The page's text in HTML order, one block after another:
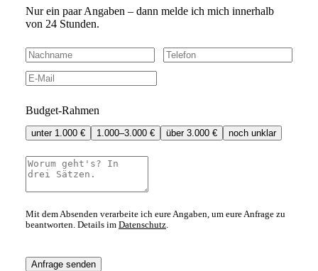
Nur ein paar Angaben – dann melde ich mich innerhalb
von 24 Stunden.
Budget-Rahmen
unter 1.000 € 1.000–3.000 € über 3.000 € noch unklar
Mit dem Absenden verarbeite ich eure Angaben, um eure Anfrage zu
beantworten. Details im Datenschutz.
Anfrage senden